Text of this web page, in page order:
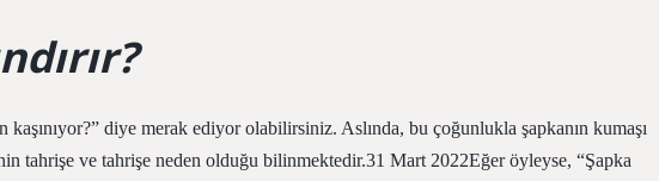
kaşınıyor?” diye merak ediyor olabilirsiniz. Aslında, bu çoğunlukla şapkanın kumaşı
tahrişe ve tahrişe neden olduğu bilinmektedir.31 Mart 2022Eğer öyleyse, “Şapka